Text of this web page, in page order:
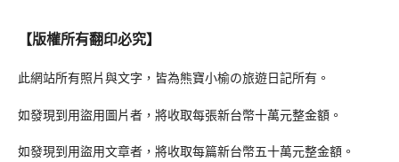
【版權所有翻印必究】
此網站所有照片與文字，皆為熊寶小榆の旅遊日記所有。
如發現到用盜用圖片者，將收取每張新台幣十萬元整金額。
如發現到用盜用文章者，將收取每篇新台幣五十萬元整金額。